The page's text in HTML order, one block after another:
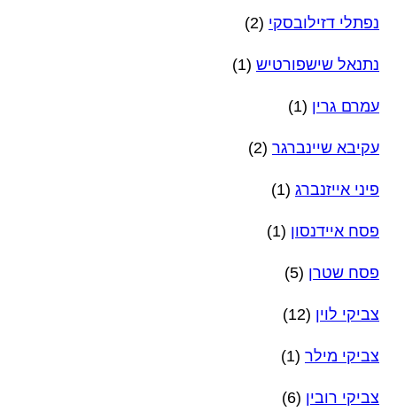
נפתלי דזילובסקי (2)
נתנאל שישפורטיש (1)
עמרם גרין (1)
עקיבא שיינברגר (2)
פיני אייזנברג (1)
פסח איידנסון (1)
פסח שטרן (5)
צביקי לוין (12)
צביקי מילר (1)
צביקי רובין (6)